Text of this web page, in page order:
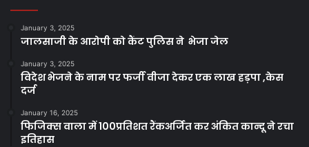
January 3, 2025
जालसाजी के आरोपी को कैंट पुलिस ने भेजा जेल
January 3, 2025
विदेश भेजने के नाम पर फर्जी वीजा देकर एक लाख हड़पा ,केस
दर्ज
January 16, 2025
फिजिक्स वाला में 100प्रतिशत रैंकअर्जित कर अंकित कान्दू ने रचा
इतिहास